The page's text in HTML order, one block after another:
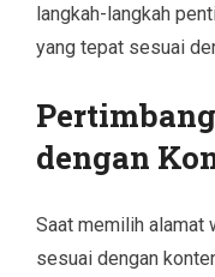
langkah-langkah
yang tepat sesuai
dengan
Saat memilih alamat
sesuai dengan